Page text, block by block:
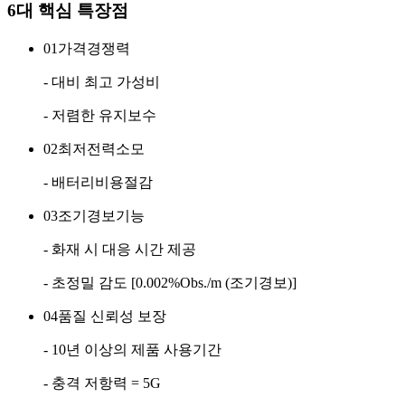
6대 핵심 특장점
01 가격경쟁력
- 대비 최고 가성비
- 저렴한 유지보수
02최저전력소모
- 배터리비용절감
03조기경보기능
- 화재 시 대응 시간 제공
- 초정밀 감도 [0.002%Obs./m (조기경보)]
04품질 신뢰성 보장
- 10년 이상의 제품 사용기간
- 충격 저항력 = 5G